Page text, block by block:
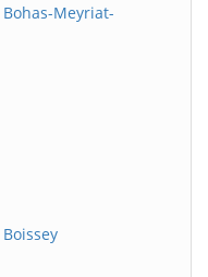
Meyriat-